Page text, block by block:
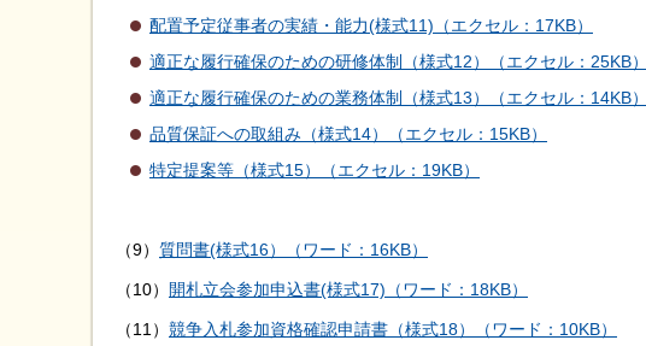
配置予定従事者の実績・能力(様式11)（エクセル：17KB）
適正な履行確保のための研修体制（様式12）（エクセル：25KB）
適正な履行確保のための業務体制（様式13）（エクセル：14KB）
品質保証への取組み（様式14）（エクセル：15KB）
特定提案等（様式15）（エクセル：19KB）
（9） 質問書(様式16）（ワード：16KB）
（10） 開札立会参加申込書(様式17)（ワード：18KB）
（11） 競争入札参加資格確認申請書（様式18）（ワード：10KB）